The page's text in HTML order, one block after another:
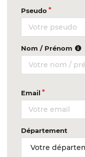
Pseudo
Nom / Prénom
Email
Département